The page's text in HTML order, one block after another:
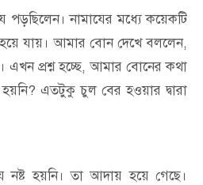
নামাযের মধ্যে কয়েকটি
যায়। আমার বোন দেখে বললেন,
এখন প্রশ্ন হচ্ছে, আমার বোনের কথা
এতটুকু চুল বের হওয়ার দ্বারা
হয়নি। তা আদায় হয়ে গেছে।